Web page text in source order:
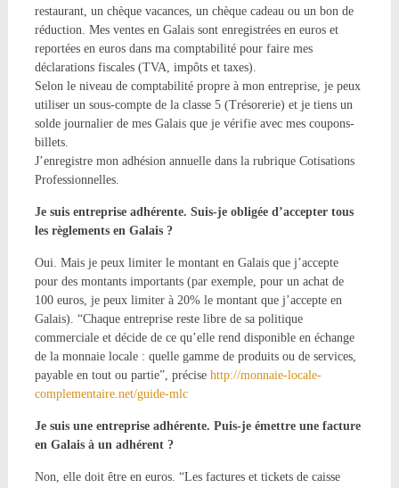
restaurant, un chèque vacances, un chèque cadeau ou un bon de
réduction. Mes ventes en Galais sont enregistrées en euros et
reportées en euros dans ma comptabilité pour faire mes
déclarations fiscales (TVA, impôts et taxes).
Selon le niveau de comptabilité propre à mon entreprise, je peux
utiliser un sous-compte de la classe 5 (Trésorerie) et je tiens un
solde journalier de mes Galais que je vérifie avec mes coupons-
billets.
J’enregistre mon adhésion annuelle dans la rubrique Cotisations
Professionnelles.
Je suis entreprise adhérente. Suis-je obligée d’accepter tous
les règlements en Galais ?
Oui. Mais je peux limiter le montant en Galais que j’accepte
pour des montants importants (par exemple, pour un achat de
100 euros, je peux limiter à 20% le montant que j’accepte en
Galais). “Chaque entreprise reste libre de sa politique
commerciale et décide de ce qu’elle rend disponible en échange
de la monnaie locale : quelle gamme de produits ou de services,
payable en tout ou partie”, précise http://monnaie-locale-
complementaire.net/guide-mlc
Je suis une entreprise adhérente. Puis-je émettre une facture
en Galais à un adhérent ?
Non, elle doit être en euros. “Les factures et tickets de caisse